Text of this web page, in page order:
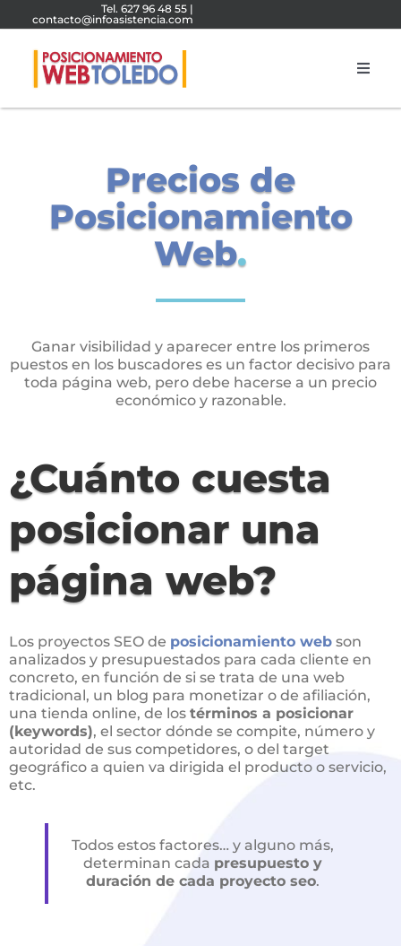
al
Tel. 627 96 48 55 |
contacto@infoasistencia.com
Agencia SEO
Diseño Web Toledo
Agencia SEM
Blog
Contactar
Precios de
Posicionamiento
Web.
Ganar visibilidad y aparecer entre los primeros
puestos en los buscadores es un factor decisivo para
toda página web, pero debe hacerse a un precio
económico y razonable.
¿Cuánto cuesta
posicionar una
página web?
Los proyectos SEO de posicionamiento web son
analizados y presupuestados para cada cliente en
concreto, en función de si se trata de una web
tradicional, un blog para monetizar o de afiliación,
una tienda online, de los términos a posicionar
(keywords), el sector dónde se compite, número y
autoridad de sus competidores, o del target
geográfico a quien va dirigida el producto o servicio,
etc.
Todos estos factores… y alguno más,
determinan cada presupuesto y
duración de cada proyecto seo.